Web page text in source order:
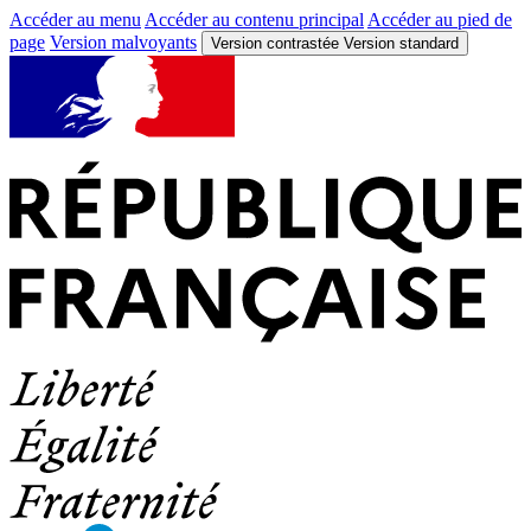
Accéder au menu Accéder au contenu principal Accéder au pied de
page Version malvoyants Version contrastée Version standard